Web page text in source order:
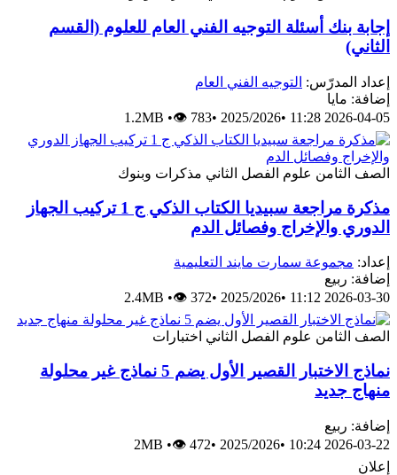
إجابة بنك أسئلة التوجيه الفني العام للعلوم (القسم
الثاني)
إعداد المدرّس: التوجيه الفني العام
إضافة: مايا
2026-04-05 11:28
•
2025/2026
•
1.2MB •👁 783
الصف الثامن علوم الفصل الثاني مذكرات وبنوك
مذكرة مراجعة سبيديا الكتاب الذكي ج 1 تركيب الجهاز
الدوري والإخراج وفصائل الدم
إعداد: مجموعة سمارت مايند التعليمية
إضافة: ربيع
2026-03-30 11:12
•
2025/2026
•
2.4MB •👁 372
الصف الثامن علوم الفصل الثاني اختبارات
نماذج الاختبار القصير الأول يضم 5 نماذج غير محلولة
منهاج جديد
إضافة: ربيع
2026-03-22 10:24
•
2025/2026
•
2MB •👁 472
إعلان